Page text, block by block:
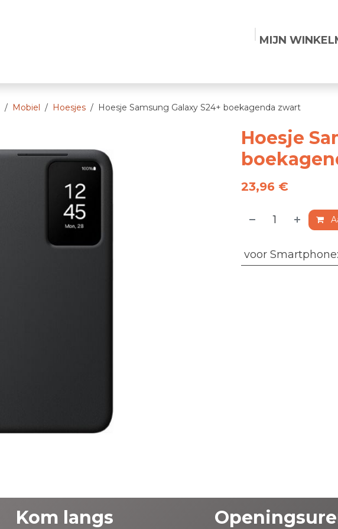
MIJN
Mobiel Hoesjes Hoesje Samsung Galaxy S24+ boekagenda zwart
Hoesje
23,96 €
voor Smartphone:
Kom langs